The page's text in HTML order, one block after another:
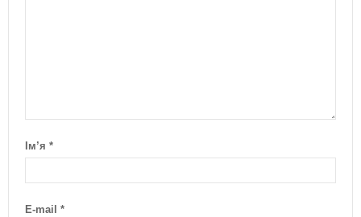
Ім’я *
E-mail *